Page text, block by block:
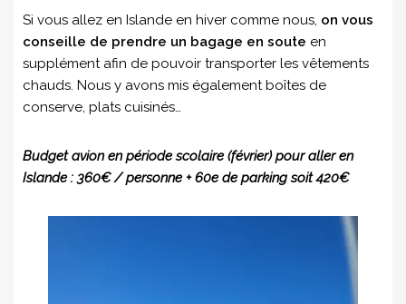
Si vous allez en Islande en hiver comme nous, on vous
conseille de prendre un bagage en soute en
supplément afin de pouvoir transporter les vêtements
chauds. Nous y avons mis également boîtes de
conserve, plats cuisinés…
Budget avion en période scolaire (février) pour aller en
Islande : 360€ / personne + 60e de parking soit 420€